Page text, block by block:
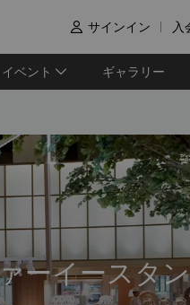
 サインイン 入
イベント ギャラリー
ーイースタン